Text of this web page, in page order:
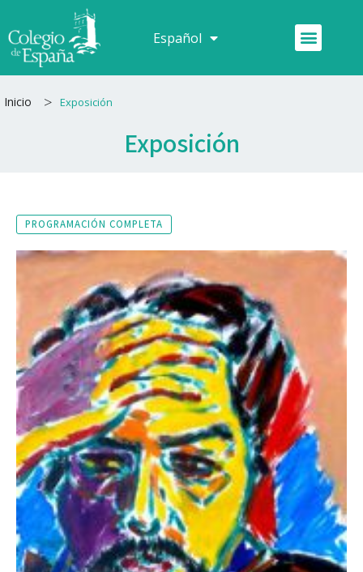
al
contenido
Español
Français Menú
Inicio > Exposición
Exposición
PROGRAMACIÓN COMPLETA